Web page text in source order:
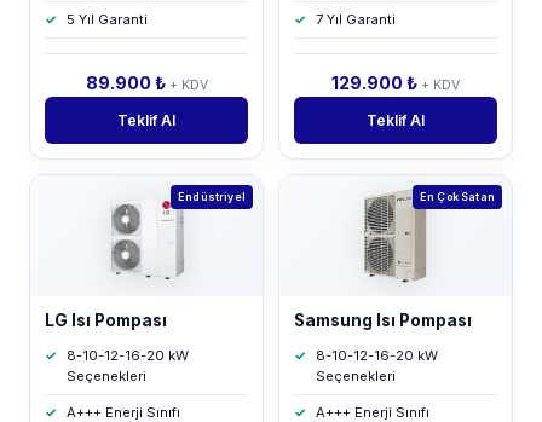
5 Yıl Garanti
89.900 ₺ + KDV
Teklif Al
7 Yıl Garanti
129.900 ₺ + KDV
Teklif Al
Endüstriyel
LG Isı Pompası
8-10-12-16-20 kW
Seçenekleri
A+++ Enerji Sınıfı
En Çok Satan
Samsung Isı Pompası
8-10-12-16-20 kW
Seçenekleri
A+++ Enerji Sınıfı